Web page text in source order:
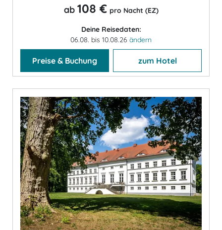
ab 108 € pro Nacht (EZ)
Deine Reisedaten:
06.08. bis 10.08.26 ändern
Preise & Buchung zum Hotel